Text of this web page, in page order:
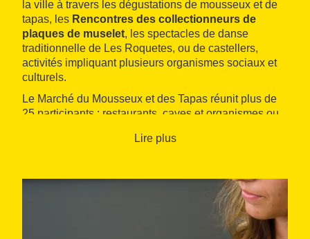
la ville à travers les dégustations de mousseux et de
tapas, les Rencontres des collectionneurs de
plaques de muselet, les spectacles de danse
traditionnelle de Les Roquetes, ou de castellers,
activités impliquant plusieurs organismes sociaux et
culturels.
Le Marché du Mousseux et des Tapas réunit plus de
25 participants : restaurants, caves et organismes ou
près de 2 500 visiteurs.Lire plus